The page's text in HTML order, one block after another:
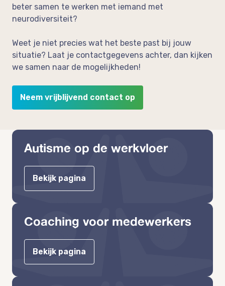
beter samen te werken met iemand met
neurodiversiteit?
Weet je niet precies wat het beste past bij jouw
situatie? Laat je contactgegevens achter, dan kijken
we samen naar de mogelijkheden!
Neem vrijblijvend contact op
Autisme op de werkvloer
Bekijk pagina
Coaching voor medewerkers
Bekijk pagina